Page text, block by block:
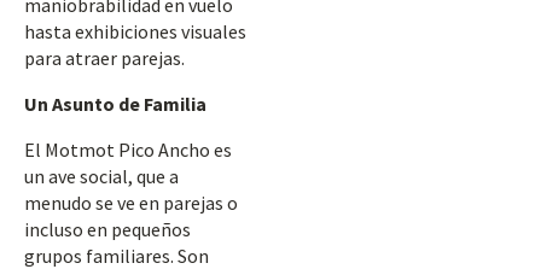
maniobrabilidad en vuelo
hasta exhibiciones visuales
para atraer parejas.
Un Asunto de Familia
El Motmot Pico Ancho es
un ave social, que a
menudo se ve en parejas o
incluso en pequeños
grupos familiares. Son